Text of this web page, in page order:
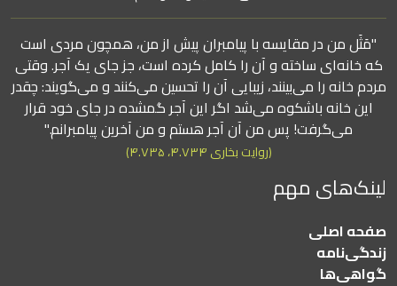
"مَثَل من در مقایسه با پیامبران پیش از من، همچون مردی است
که خانه‌ای ساخته و آن را کامل کرده است، جز جای یک آجر. وقتی
مردم خانه را می‌بینند، زیبایی آن را تحسین می‌کنند و می‌گویند: چقدر
این خانه باشکوه می‌شد اگر این آجر گمشده در جای خود قرار
می‌گرفت! پس من آن آجر هستم و من آخرین پیامبرانم."
(روایت بخاری ۴.۷۳۴، ۴.۷۳۵)
لینک‌های مهم
صفحه اصلی
زندگی‌نامه
گواهی‌ها